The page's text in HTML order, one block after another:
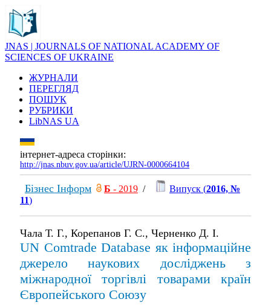
JNAS | JOURNALS OF NATIONAL ACADEMY OF
SCIENCES OF UKRAINE
ЖУРНАЛИ
ПЕРЕГЛЯД
ПОШУК
РУБРИКИ
LibNAS UA
інтернет-адреса сторінки:
http://jnas.nbuv.gov.ua/article/UJRN-0000664104
Бізнес Інформ Б - 2019 / Випуск (2016, №
11)
Чала Т. Г., Корепанов Г. С., Черненко Д. І.
UN Comtrade Database як інформаційне
джерело наукових досліджень з
міжнародної торгівлі товарами країн
Європейського Союзу